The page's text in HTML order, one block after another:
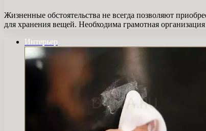
Жизненные обстоятельства не всегда позволяют
для хранения вещей. Необходима грамотная
Интерьер